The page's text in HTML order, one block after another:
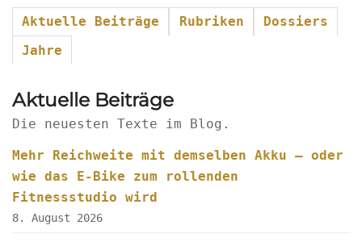
Aktuelle Beiträge Rubriken
Dossiers
Jahre
Aktuelle Beiträge
Die neuesten Texte im Blog.
Mehr Reichweite mit demselben Akku – oder
wie das E-Bike zum rollenden
Fitnessstudio wird
8. August 2026